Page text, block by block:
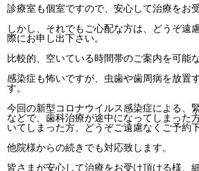
診療室も個室ですので、安心して治療をお
しかし、それでもご心配な方は、どうぞ遠
際にお申し出下さい。
比較的、空いている時間帯のご案内を可能
感染症も怖いですが、虫歯や歯周病を放置
す。
今回の新型コロナウイルス感染症による、
などで、歯科治療が途中になってしまった
いてしまった方、どうぞご遠慮なくご予約下
他院様からの続きでも対応致します。
皆さまが安心して治療をお受け頂ける様、